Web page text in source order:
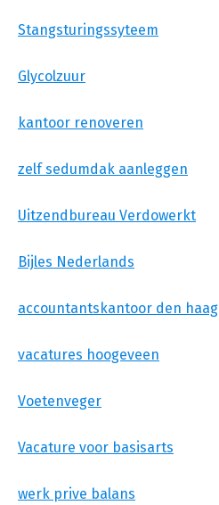
Stangsturingssyteem
Glycolzuur
kantoor renoveren
zelf sedumdak aanleggen
Uitzendbureau Verdowerkt
Bijles Nederlands
accountantskantoor den haag
vacatures hoogeveen
Voetenveger
Vacature voor basisarts
werk prive balans